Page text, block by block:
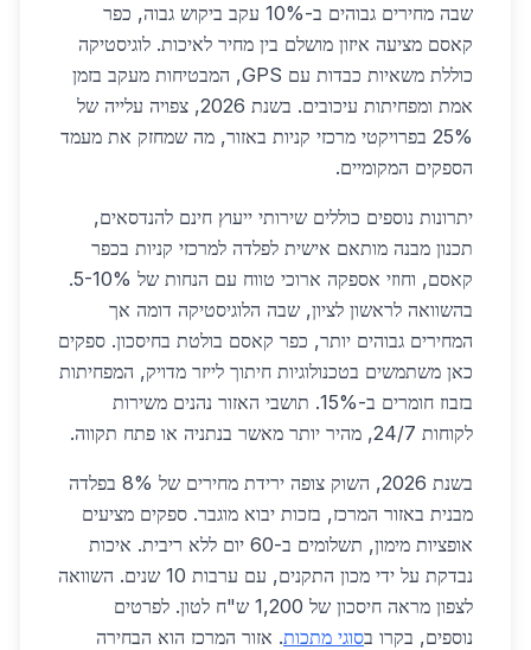
שבה מחירים גבוהים ב-10% עקב ביקוש גבוה, כפר
קאסם מציעה איזון מושלם בין מחיר לאיכות. לוגיסטיקה
כוללת משאיות כבדות עם GPS, המבטיחות מעקב בזמן
אמת ומפחיתות עיכובים. בשנת 2026, צפויה עלייה של
25% בפרויקטי מרכזי קניות באזור, מה שמחזק את מעמד
הספקים המקומיים.
יתרונות נוספים כוללים שירותי ייעוץ חינם להנדסאים,
תכנון מבנה מותאם אישית לפלדה למרכזי קניות בכפר
קאסם, וחוזי אספקה ארוכי טווח עם הנחות של 5-10%.
בהשוואה לראשון לציון, שבה הלוגיסטיקה דומה אך
המחירים גבוהים יותר, כפר קאסם בולטת בחיסכון. ספקים
כאן משתמשים בטכנולוגיות חיתוך לייזר מדויק, המפחיתות
בזבוז חומרים ב-15%. תושבי האזור נהנים משירות
לקוחות 24/7, מהיר יותר מאשר בנתניה או פתח תקווה.
בשנת 2026, השוק צופה ירידת מחירים של 8% בפלדה
מבנית באזור המרכז, בזכות יבוא מוגבר. ספקים מציעים
אופציות מימון, תשלומים ב-60 יום ללא ריבית. איכות
נבדקת על ידי מכון התקנים, עם ערבות 10 שנים. השוואה
לצפון מראה חיסכון של 1,200 ש"ח לטון. לפרטים
נוספים, בקרו בסוגי מתכות. אזור המרכז הוא הבחירה